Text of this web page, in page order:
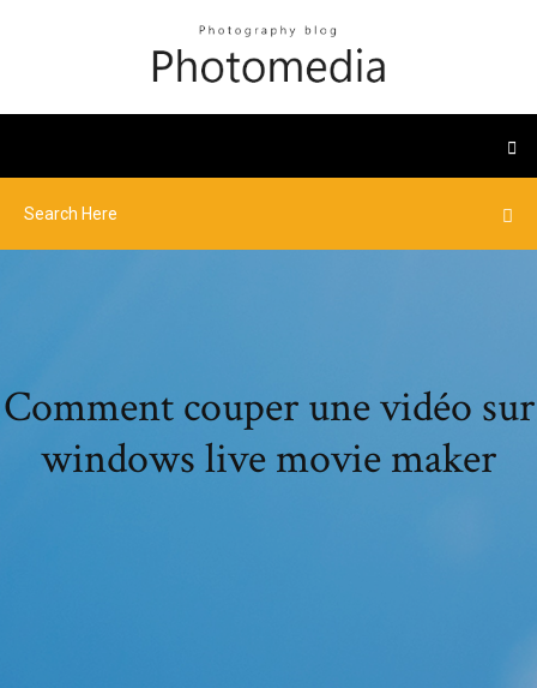
Comment couper une vidéo sur
windows live movie maker